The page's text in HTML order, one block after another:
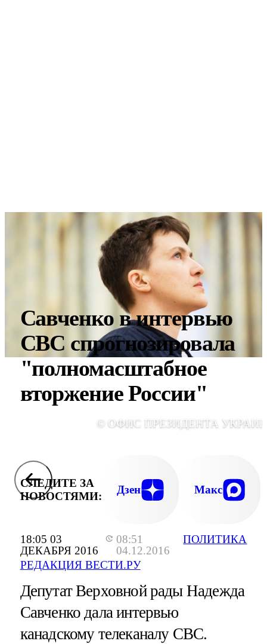
18:05 03
ДЕКАБРЯ 2016
08:51
04.12.2016
РЕДАКЦИЯ ВЕСТИ.РУ
ПОЛИТИКА
Савченко в интервью
CBC спрогнозировала
"полномасштабное
вторжение России"
© ОФИС ПРЕЗИДЕНТА
СЛЕДИТЕ ЗА
НОВОСТЯМИ:
Дзен Макс
Депутат Верховной рады Надежда
Савченко дала интервью
канадскому телеканалу CBC.